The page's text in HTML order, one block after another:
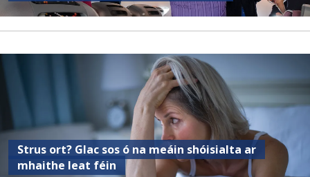
Strus ort? Glac sos ó na meáin shóisialta ar
mhaithe leat féin